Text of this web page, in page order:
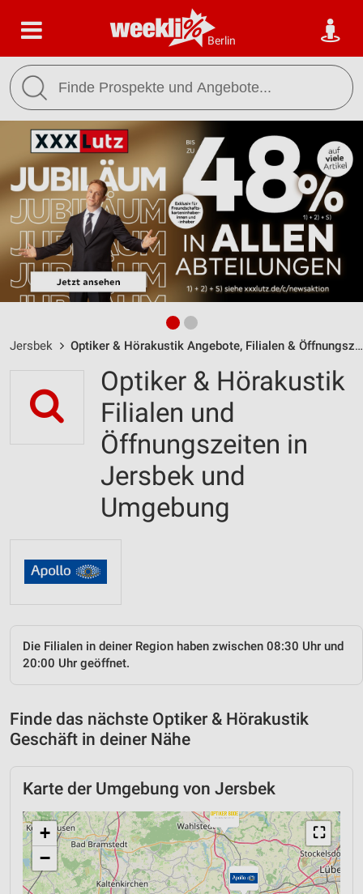
Berlin
Jersbek Optiker & Hörakustik Angebote, Filialen & Öffnungszeiten
Optiker & Hörakustik
Filialen und
Öffnungszeiten in
Jersbek und
Umgebung
Die Filialen in deiner Region haben zwischen 08:30 Uhr und
20:00 Uhr geöffnet.
Finde das nächste Optiker & Hörakustik
Geschäft in deiner Nähe
Karte der Umgebung von Jersbek
⛶
+
−